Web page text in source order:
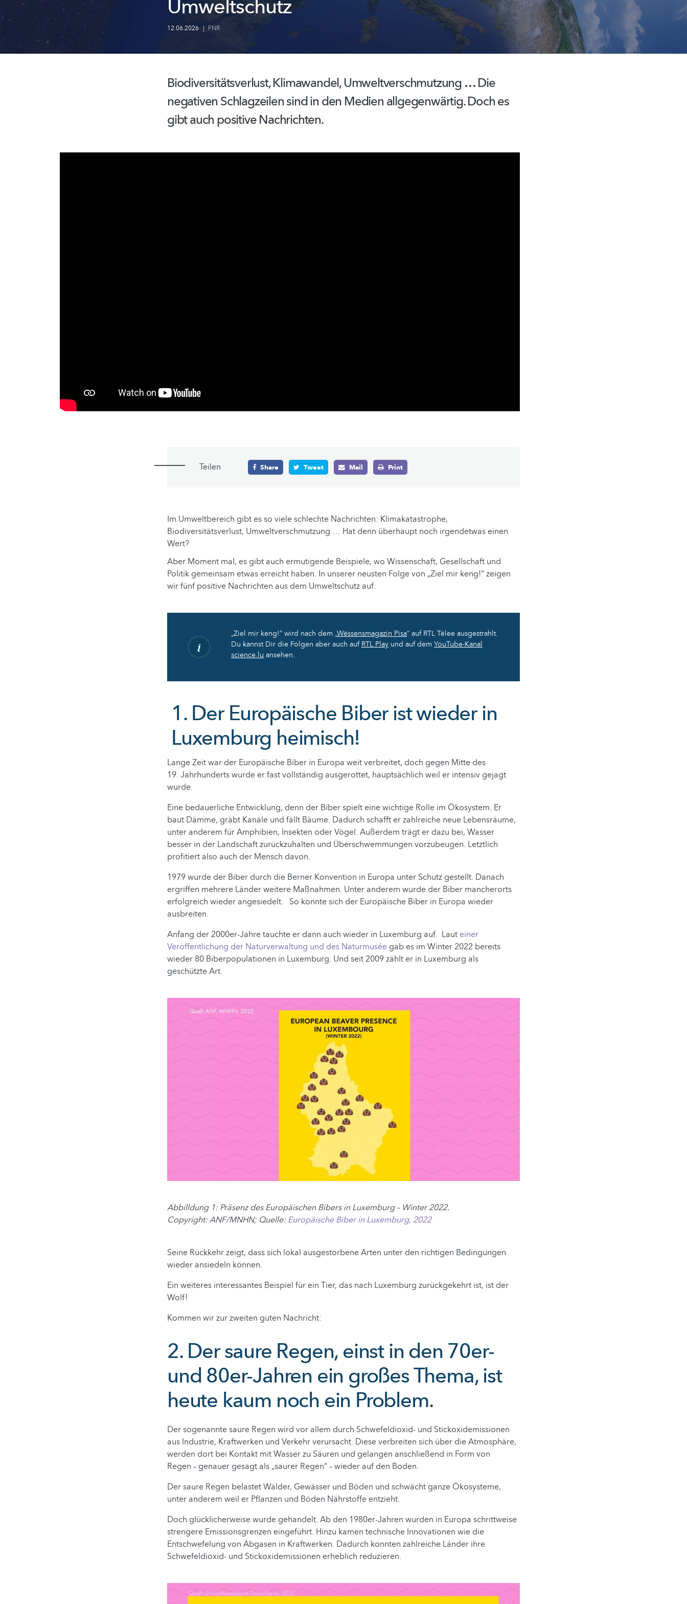
Umweltschutz
12.06.2026 | FNR
Biodiversitätsverlust,Klimawandel,Umweltverschmutzung … Die
negativen Schlagzeilen sind in den Medien allgegenwärtig.Doch es
gibt auch positive Nachrichten.
Teilen Share Tweet Mail Print
Im Umweltbereich gibt es so viele schlechte Nachrichten: Klimakatastrophe,
Biodiversitätsverlust, Umweltverschmutzung … Hat denn überhaupt noch irgendetwas einen
Wert?
Aber Moment mal, es gibt auch ermutigende Beispiele, wo Wissenschaft, Gesellschaft und
Politik gemeinsam etwas erreicht haben. In unserer neusten Folge von „Ziel mir keng!“ zeigen
wir fünf positive Nachrichten aus dem Umweltschutz auf.
„Ziel mir keng!“ wird nach dem „Wëssensmagazin Pisa“ auf RTL Tëlee ausgestrahlt.
Du kannst Dir die Folgen aber auch auf RTL Play und auf dem YouTube-Kanal
science.lu ansehen.
1. Der Europäische Biber ist wieder in
Luxemburg heimisch!
Lange Zeit war der Europäische Biber in Europa weit verbreitet, doch gegen Mitte des
19. Jahrhunderts wurde er fast vollständig ausgerottet, hauptsächlich weil er intensiv gejagt
wurde.
Eine bedauerliche Entwicklung, denn der Biber spielt eine wichtige Rolle im Ökosystem. Er
baut Dämme, gräbt Kanäle und fällt Bäume. Dadurch schafft er zahlreiche neue Lebensräume,
unter anderem für Amphibien, Insekten oder Vögel. Außerdem trägt er dazu bei, Wasser
besser in der Landschaft zurückzuhalten und Überschwemmungen vorzubeugen. Letztlich
profitiert also auch der Mensch davon.
1979 wurde der Biber durch die Berner Konvention in Europa unter Schutz gestellt. Danach
ergriffen mehrere Länder weitere Maßnahmen. Unter anderem wurde der Biber mancherorts
erfolgreich wieder angesiedelt. So konnte sich der Europäische Biber in Europa wieder
ausbreiten.
Anfang der 2000er-Jahre tauchte er dann auch wieder in Luxemburg auf. Laut einer
Veröffentlichung der Naturverwaltung und des Naturmusée gab es im Winter 2022 bereits
wieder 80 Biberpopulationen in Luxemburg. Und seit 2009 zählt er in Luxemburg als
geschützte Art.
Abbilldung 1: Präsenz des Europäischen Bibers in Luxemburg – Winter 2022.
Copyright: ANF/MNHN; Quelle: Europäische Biber in Luxemburg, 2022
Seine Rückkehr zeigt, dass sich lokal ausgestorbene Arten unter den richtigen Bedingungen
wieder ansiedeln können.
Ein weiteres interessantes Beispiel für ein Tier, das nach Luxemburg zurückgekehrt ist, ist der
Wolf!
Kommen wir zur zweiten guten Nachricht:
2. Der saure Regen, einst in den 70er-
und 80er-Jahren ein großes Thema, ist
heute kaum noch ein Problem.
Der sogenannte saure Regen wird vor allem durch Schwefeldioxid- und Stickoxidemissionen
aus Industrie, Kraftwerken und Verkehr verursacht. Diese verbreiten sich über die Atmosphäre,
werden dort bei Kontakt mit Wasser zu Säuren und gelangen anschließend in Form von
Regen – genauer gesagt als „saurer Regen“ – wieder auf den Boden.
Der saure Regen belastet Wälder, Gewässer und Böden und schwächt ganze Ökosysteme,
unter anderem weil er Pflanzen und Böden Nährstoffe entzieht.
Doch glücklicherweise wurde gehandelt. Ab den 1980er-Jahren wurden in Europa schrittweise
strengere Emissionsgrenzen eingeführt. Hinzu kamen technische Innovationen wie die
Entschwefelung von Abgasen in Kraftwerken. Dadurch konnten zahlreiche Länder ihre
Schwefeldioxid- und Stickoxidemissionen erheblich reduzieren.